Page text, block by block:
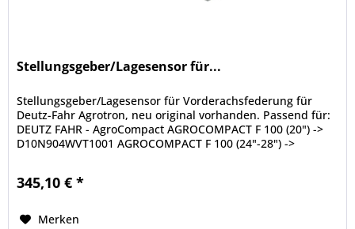
Stellungsgeber/Lagesensor für...
Stellungsgeber/Lagesensor für Vorderachsfederung für
Deutz-Fahr Agrotron, neu original vorhanden. Passend für:
DEUTZ FAHR - AgroCompact AGROCOMPACT F 100 (20") ->
D10N904WVT1001 AGROCOMPACT F 100 (24"-28") ->
345,10 € *
Merken